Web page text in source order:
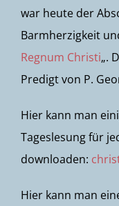
war heute der
Barmherzigkeit
Regnum Christi„.
Predigt von P.
Hier kann man
Tageslesung für
downloaden:
Hier kann man